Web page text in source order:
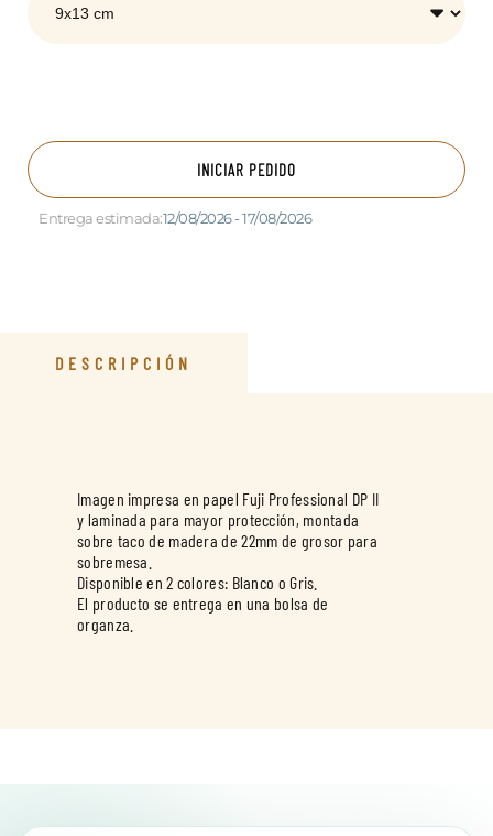
INICIAR PEDIDO
Entrega estimada:12/08/2026 - 17/08/2026
DESCRIPCIÓN
Imagen impresa en papel Fuji Professional DP II
y laminada para mayor protección, montada
sobre taco de madera de 22mm de grosor para
sobremesa.
Disponible en 2 colores: Blanco o Gris.
El producto se entrega en una bolsa de
organza.